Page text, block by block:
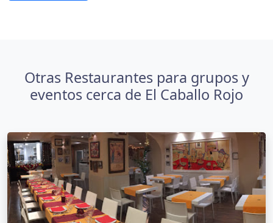
Otras Restaurantes para grupos y
eventos cerca de El Caballo Rojo